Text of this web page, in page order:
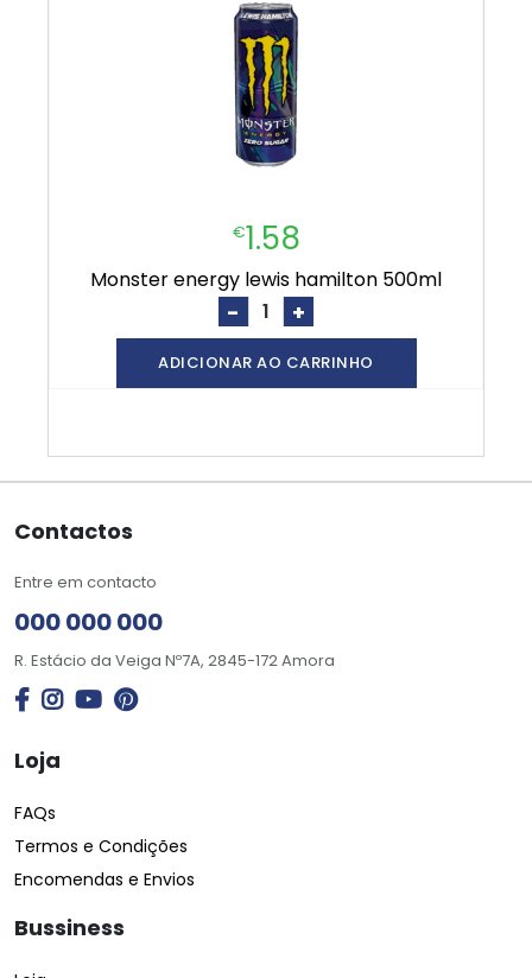
€1.58
monster energy lewis hamilton 500ml
- +
ADICIONAR AO CARRINHO
Contactos
Entre em contacto
000 000 000
R. Estácio da Veiga Nº7A, 2845-172 Amora
Loja
FAQs
Termos e Condições
Encomendas e Envios
Bussiness